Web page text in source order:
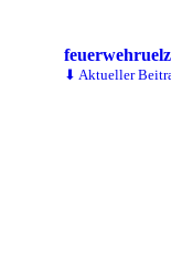
⬇ Aktueller